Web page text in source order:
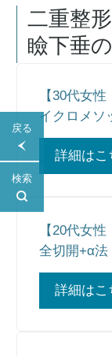
戻る
検索
二重整
瞼下垂
【30代女
イクロメソ
詳細はこ
【20代女
全切開+α法
詳細はこ